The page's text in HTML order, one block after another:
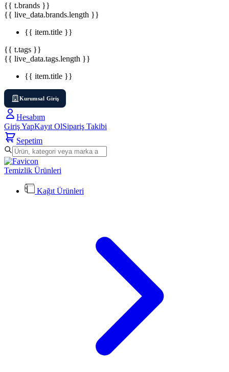
{{ t.brands }}
{{ live_data.brands.length }}
{{ item.title }}
{{ t.tags }}
{{ live_data.tags.length }}
{{ item.title }}
Kurumsal Giriş
Hesabım
Giriş YapKayıt OlSipariş Takibi
Sepetim
Temizlik Ürünleri
Kağıt Ürünleri